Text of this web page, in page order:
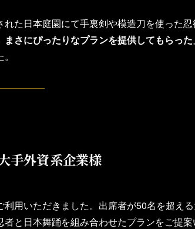
た日本庭園にて手裏剣や模造刀を使った忍
さにぴったりなプランを提供してもらった
手外資系企業様
用いただきました。出席者が50名を超え
と日本舞踊を組み合わせたプランをご提案